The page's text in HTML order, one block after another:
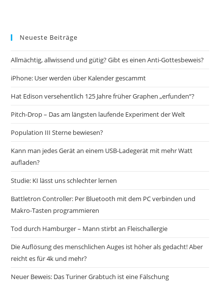
Neueste Beiträge
Allmächtig, allwissend und gütig? Gibt es einen Anti-Gottesbeweis?
iPhone: User werden über Kalender gescammt
Hat Edison versehentlich 125 Jahre früher Graphen „erfunden“?
Pitch-Drop – Das am längsten laufende Experiment der Welt
Population III Sterne bewiesen?
Kann man jedes Gerät an einem USB-Ladegerät mit mehr Watt
aufladen?
Studie: KI lässt uns schlechter lernen
Battletron Controller: Per Bluetooth mit dem PC verbinden und
Makro-Tasten programmieren
Tod durch Hamburger – Mann stirbt an Fleischallergie
Die Auflösung des menschlichen Auges ist höher als gedacht! Aber
reicht es für 4k und mehr?
Neuer Beweis: Das Turiner Grabtuch ist eine Fälschung